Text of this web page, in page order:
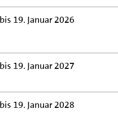
19. Januar 2026
19. Januar 2027
19. Januar 2028